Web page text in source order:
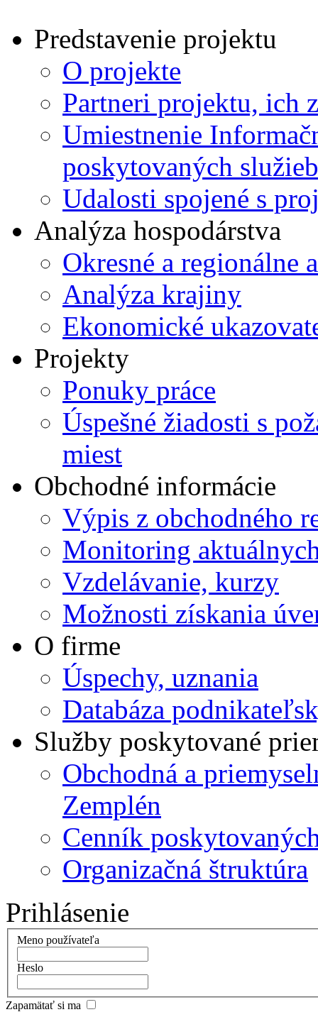
Predstavenie projektu
O projekte
Partneri projektu, ich
Umiestnenie
poskytovaných služieb
Udalosti spojené s
Analýza hospodárstva
Okresné a regionálne
Analýza krajiny
Ekonomické
Projekty
Ponuky práce
Úspešné žiadosti s
miest
Obchodné informácie
Výpis z obchodného
Monitoring
Vzdelávanie, kurzy
Možnosti získania
O firme
Úspechy, uznania
Databáza
Služby poskytované
Obchodná a
Zemplén
Cenník
Organizačná štruktúra
Prihlásenie
Meno používateľa
Heslo
Zapamätať si ma